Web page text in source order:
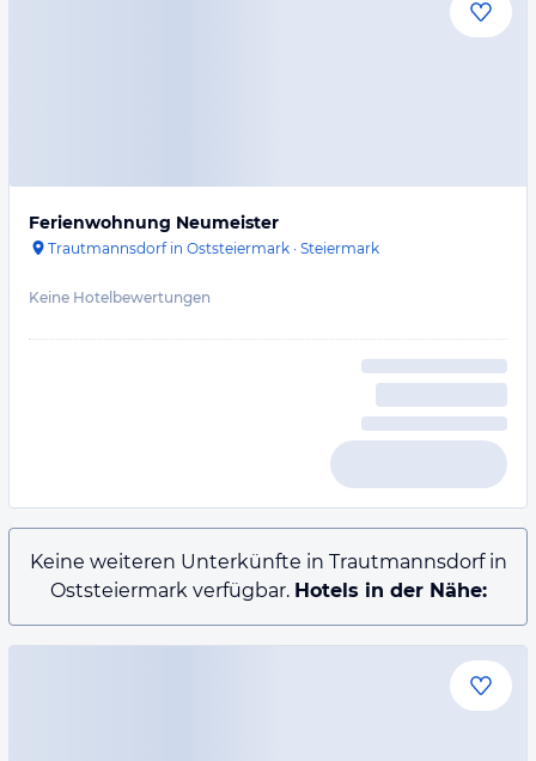
Ferienwohnung Neumeister
Trautmannsdorf in Oststeiermark · Steiermark
Keine Hotelbewertungen
Keine weiteren Unterkünfte in Trautmannsdorf in
Oststeiermark verfügbar. Hotels in der Nähe: